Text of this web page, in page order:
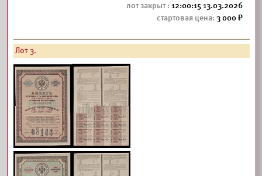
12:00:15 13.03.2026
3 000
Лот 3.